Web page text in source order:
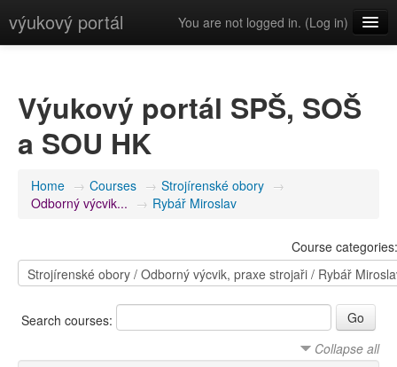
výukový portál You are not logged in. (Log in)
Výukový portál SPŠ, SOŠ
a SOU HK
Home → Courses → Strojírenské obory →
Odborný výcvik... → Rybář Miroslav
Course categories:
Search courses:
Collapse all